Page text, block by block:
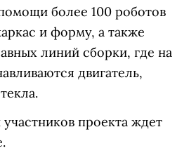
более 100 роботов
и форму, а также
линий сборки, где на
двигатель,
проекта ждет